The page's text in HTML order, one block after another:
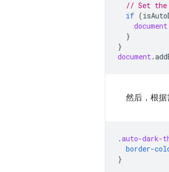
// Set the
if (
document
}
}
document.
然后，根据
.auto-dark-
border-
}